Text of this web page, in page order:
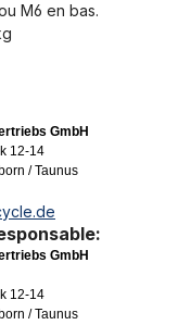
M6 en bas.
GmbH
12-14
/ Taunus
GmbH
12-14
/ Taunus